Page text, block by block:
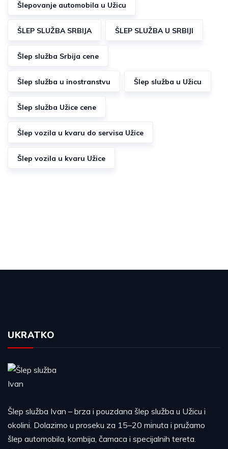
Šlepovanje automobila u Užicu
ŠLEP SLUŽBA SRBIJA ŠLEP SLUŽBA U SRBIJI
Šlep služba Srbija cene
Šlep služba u inostranstvu Šlep služba u Užicu
Šlep služba Užice cene
Šlep vozila u kvaru do servisa Užice
Šlep vozila u kvaru Užice
UKRATKO
Šlep služba Ivan – brza i pouzdana šlep služba u Užicu i
okolini. Dolazimo u proseku za 15–20 minuta i pružamo
šlep automobila, kombija, čamaca i specijalnih tereta.